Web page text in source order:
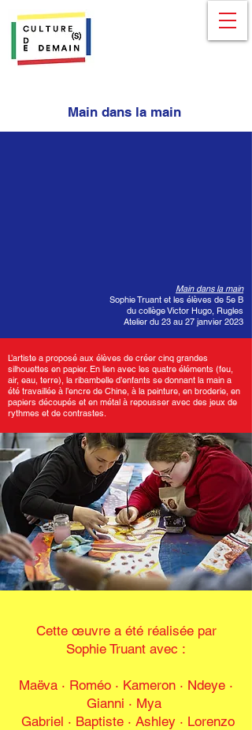
Main dans la main
Main dans la main
Sophie Truant et les élèves de 5e B
du collège Victor Hugo, Rugles
Atelier du 23 au 27 janvier 2023
L’artiste a proposé aux élèves de créer cinq grandes
silhouettes en papier. En lien avec les quatre éléments (feu,
air, eau, terre), la ribambelle d’enfants se donnant la main a
été travaillée à l’encre de Chine, à la peinture, en broderie, en
papiers découpés et en métal à repousser avec des jeux de
rythmes et de contrastes.
Cette œuvre a été réalisée par
Sophie Truant avec :
Maëva · Roméo · Kameron · Ndeye ·
Gianni · Mya
Gabriel · Baptiste · Ashley · Lorenzo